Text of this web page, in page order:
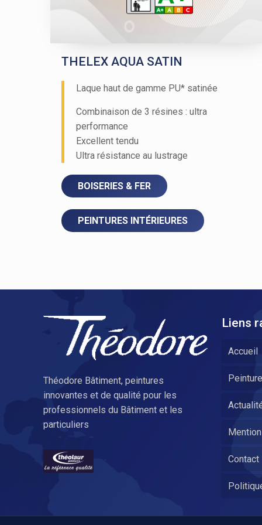
THELEX AQUA SATIN
Laque haut de gamme PU* satinée
Combinaison de 3 résines : ultra
performance
Excellent tendu
Ultra résistance au lustrage
BOISERIES & FER
PEINTURES INTÉRIEURES
Théodore Bâtiment, peintures
innovantes et de qualité pour les
professionnels du Bâtiment et les
particuliers
Liens
Accueil
Contact